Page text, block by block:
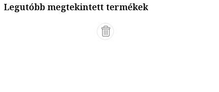
Legutóbb megtekintett termékek